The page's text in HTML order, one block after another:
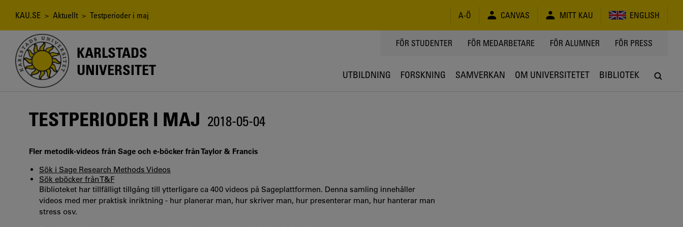
Länkstig
KAU.SE > Aktuellt > Testperioder i maj A-Ö CANVAS MITT KAU ENGLISH
KARLSTADS
UNIVERSITET
TOPPMENY
FÖR STUDENTER FÖR MEDARBETARE FÖR ALUMNER FÖR PRESS
UTBILDNING FORSKNING SAMVERKAN OM UNIVERSITETET BIBLIOTEK
TESTPERIODER I MAJ 2018-05-04
Fler metodik-videos från Sage och e-böcker från Taylor & Francis
Sök i Sage Research Methods Videos
Sök eböcker från T&F
Biblioteket har tillfälligt tillgång till ytterligare ca 400 videos på Sageplattformen. Denna samling innehåller
videos med mer praktisk inriktning - hur planerar man, hur skriver man, hur presenterar man, hur hanterar man
stress osv.